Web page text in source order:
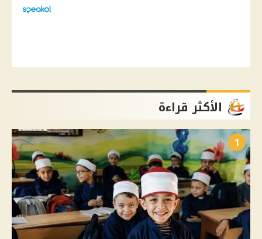
الأكثر قراءة
1